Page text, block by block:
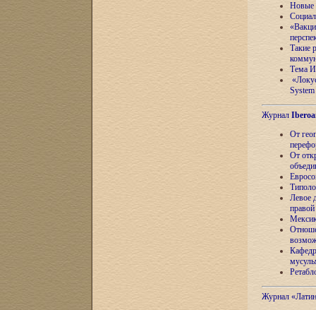
Новые
Такие
Тема
Журнал
От
От
Левое
Журнал